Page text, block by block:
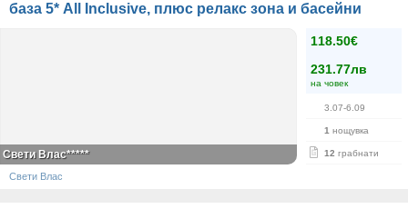
база 5* All Inclusive, плюс релакс зона и басейни
118.50€
231.77лв
на човек
3.07-6.09
1 нощувка
12 грабнати
Свети Влас*****
Свети Влас